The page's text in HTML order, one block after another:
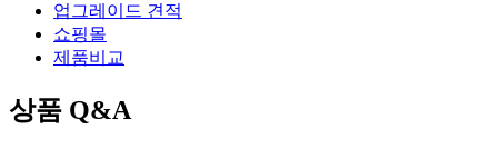
업그레이드 견적
쇼핑몰
제품비교
상품 Q&A